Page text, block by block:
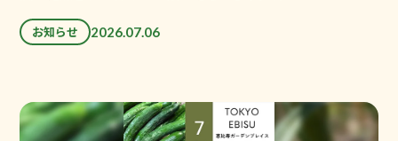
お知らせ 2026.07.06